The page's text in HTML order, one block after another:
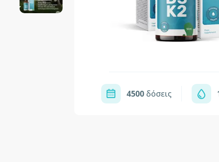
4500 δόσεις